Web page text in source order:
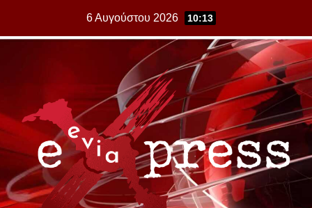
6 Αυγούστου 2026 10:13